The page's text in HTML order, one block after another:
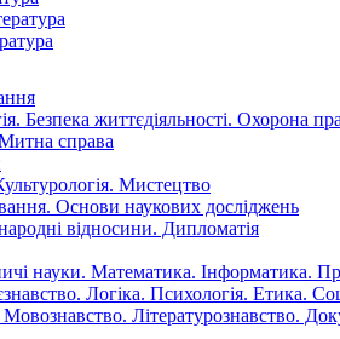
Безпека життєдіяльності. Охорона
справа
Мистецтво
Основи наукових досліджень
відносини. Дипломатія
науки. Математика. Інформатика.
Логіка. Психологія. Етика.
Літературознавство.